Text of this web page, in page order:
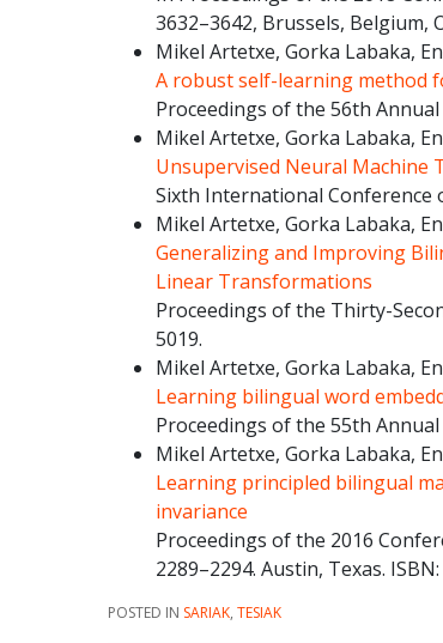
3632–3642, Brussels,
Mikel Artetxe, Gorka Labaka,
A robust self-learning method
Proceedings of the 56th
Mikel Artetxe, Gorka Labaka,
Unsupervised Neural Machine
Sixth International Conference
Mikel Artetxe, Gorka Labaka,
Generalizing and Improving
Linear Transformations
Proceedings of the Thirty-
5019.
Mikel Artetxe, Gorka Labaka,
Learning bilingual word
Proceedings of the 55th
Mikel Artetxe, Gorka Labaka,
Learning principled bilingual
invariance
Proceedings of the 2016
2289–2294. Austin, Texas.
POSTED IN SARIAK, TESIAK